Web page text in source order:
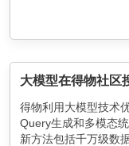
大模型在得物社区
得物利用大模型技术
Query生成和多模态
新方法包括千万级数